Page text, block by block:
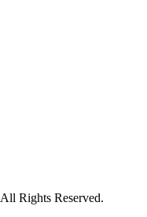
All Rights Reserved.